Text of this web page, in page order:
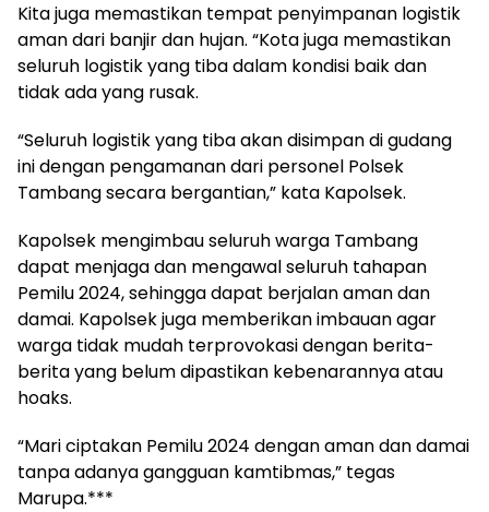
Kita juga memastikan tempat penyimpanan logistik
aman dari banjir dan hujan. “Kota juga memastikan
seluruh logistik yang tiba dalam kondisi baik dan
tidak ada yang rusak.
“Seluruh logistik yang tiba akan disimpan di gudang
ini dengan pengamanan dari personel Polsek
Tambang secara bergantian,” kata Kapolsek.
Kapolsek mengimbau seluruh warga Tambang
dapat menjaga dan mengawal seluruh tahapan
Pemilu 2024, sehingga dapat berjalan aman dan
damai. Kapolsek juga memberikan imbauan agar
warga tidak mudah terprovokasi dengan berita-
berita yang belum dipastikan kebenarannya atau
hoaks.
“Mari ciptakan Pemilu 2024 dengan aman dan damai
tanpa adanya gangguan kamtibmas,” tegas
Marupa.***